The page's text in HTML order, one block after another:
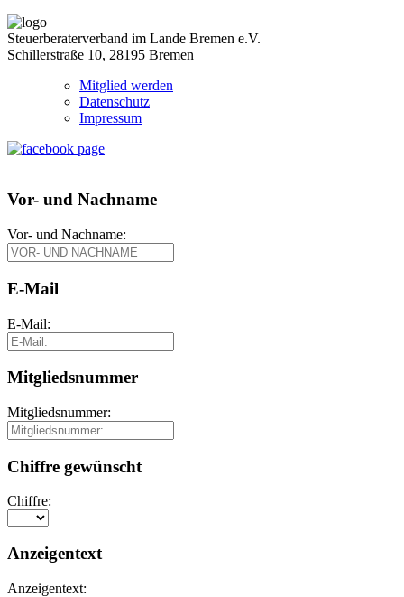
Steuerberaterverband im Lande Bremen e.V.
Schillerstraße 10, 28195 Bremen
Mitglied werden
Datenschutz
Impressum
Vor- und Nachname
Vor- und Nachname:
E-Mail
E-Mail:
Mitgliedsnummer
Mitgliedsnummer:
Chiffre gewünscht
Chiffre:
Anzeigentext
Anzeigentext: